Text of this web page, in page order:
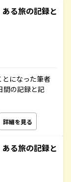
る旅の記録と
になった筆者
間の記録と記
詳細を見る
る旅の記録と